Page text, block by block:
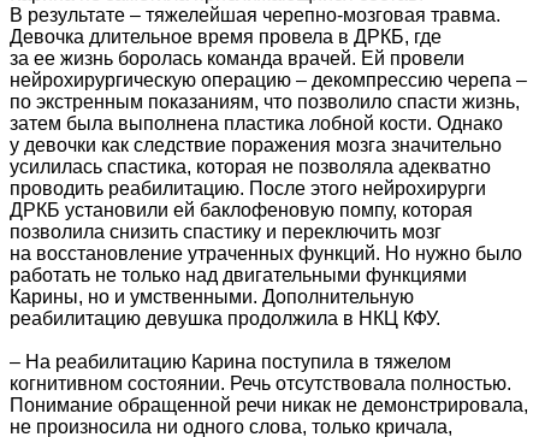
В результате – тяжелейшая черепно-мозговая травма.
Девочка длительное время провела в ДРКБ, где
за ее жизнь боролась команда врачей. Ей провели
нейрохирургическую операцию – декомпрессию черепа –
по экстренным показаниям, что позволило спасти жизнь,
затем была выполнена пластика лобной кости. Однако
у девочки как следствие поражения мозга значительно
усилилась спастика, которая не позволяла адекватно
проводить реабилитацию. После этого нейрохирурги
ДРКБ установили ей баклофеновую помпу, которая
позволила снизить спастику и переключить мозг
на восстановление утраченных функций. Но нужно было
работать не только над двигательными функциями
Карины, но и умственными. Дополнительную
реабилитацию девушка продолжила в НКЦ КФУ.
– На реабилитацию Карина поступила в тяжелом
когнитивном состоянии. Речь отсутствовала полностью.
Понимание обращенной речи никак не демонстрировала,
не произносила ни одного слова, только кричала,